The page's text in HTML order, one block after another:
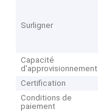
Surligner
Capacité
d'approvisionnement
Certification
Conditions de
paiement